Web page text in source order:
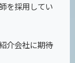
を採用してい
介会社に期待